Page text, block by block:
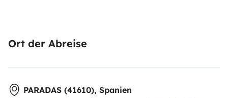
Ort der Abreise
PARADAS (41610), Spanien